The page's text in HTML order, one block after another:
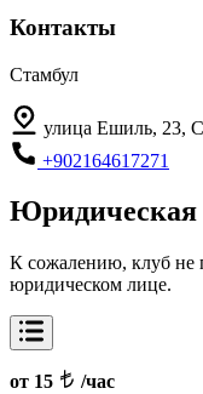
Контакты
Стамбул
улица Ешиль, 23,
+902164617271
К сожалению, клуб не
юридическом лице.
от 15 /час